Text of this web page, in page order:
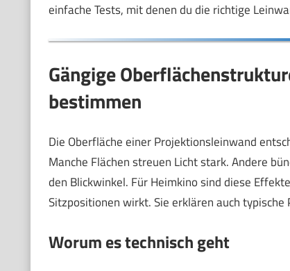
einfache Tests, mit denen du die richtige
Gängige
bestimmen
Die Oberfläche einer Projektionsleinwand
Manche Flächen streuen Licht stark. Andere
den Blickwinkel. Für Heimkino sind diese
Sitzpositionen wirkt. Sie erklären auch
Worum es technisch geht